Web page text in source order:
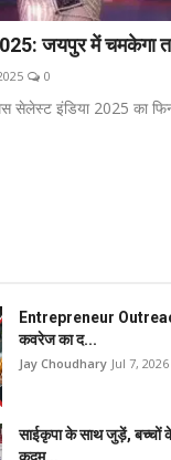
जयपुर में चमकेगा
0
सेलेस्ट इंडिया 2025 का
Entrepreneur
कवरेज का द...
Jay Choudhary Jul 7, 2026
साईकृपा के साथ जुड़ें, बच्चों